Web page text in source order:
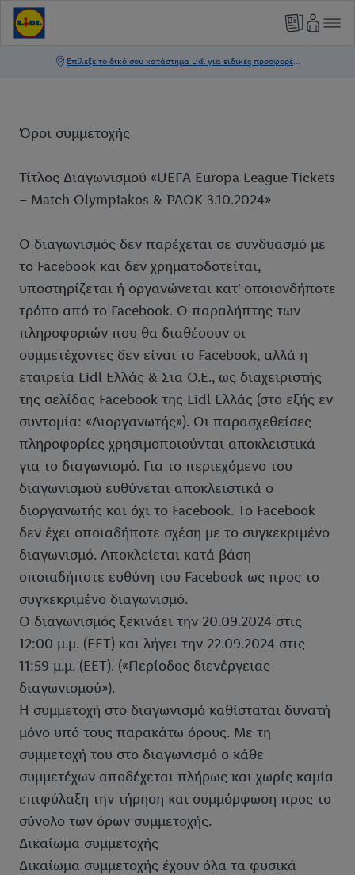
Όροι συμμετοχής
Τίτλος Διαγωνισμού «UEFA Europa League Tickets
– Match Olympiakos & PAOK 3.10.2024»
Ο διαγωνισμός δεν παρέχεται σε συνδυασμό με
το Facebook και δεν χρηματοδοτείται,
υποστηρίζεται ή οργανώνεται κατ' οποιονδήποτε
τρόπο από το Facebook. Ο παραλήπτης των
πληροφοριών που θα διαθέσουν οι
συμμετέχοντες δεν είναι το Facebook, αλλά η
εταιρεία Lidl Ελλάς & Σια Ο.Ε., ως διαχειριστής
της σελίδας Facebook της Lidl Ελλάς (στο εξής εν
συντομία: «Διοργανωτής»). Οι παρασχεθείσες
πληροφορίες χρησιμοποιούνται αποκλειστικά
για το διαγωνισμό. Για το περιεχόμενο του
διαγωνισμού ευθύνεται αποκλειστικά ο
διοργανωτής και όχι το Facebook. Το Facebook
δεν έχει οποιαδήποτε σχέση με το συγκεκριμένο
διαγωνισμό. Αποκλείεται κατά βάση
οποιαδήποτε ευθύνη του Facebook ως προς το
συγκεκριμένο διαγωνισμό.
Ο διαγωνισμός ξεκινάει την 20.09.2024 στις
12:00 μ.μ. (EET) και λήγει την 22.09.2024 στις
11:59 μ.μ. (EET). («Περίοδος διενέργειας
διαγωνισμού»).
Η συμμετοχή στο διαγωνισμό καθίσταται δυνατή
μόνο υπό τους παρακάτω όρους. Με τη
συμμετοχή του στο διαγωνισμό ο κάθε
συμμετέχων αποδέχεται πλήρως και χωρίς καμία
επιφύλαξη την τήρηση και συμμόρφωση προς το
σύνολο των όρων συμμετοχής.
Δικαίωμα συμμετοχής
Δικαίωμα συμμετοχής έχουν όλα τα φυσικά